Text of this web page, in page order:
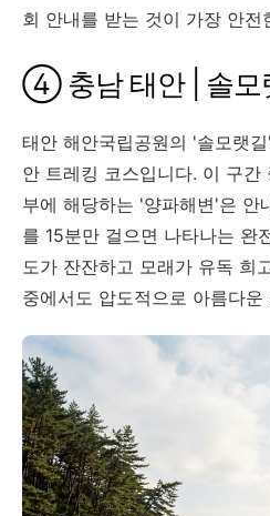
회 안내를 받는 것이 가장 안전
④ 충남 태안 | 솔모
태안 해안국립공원의 '솔모랫
안 트레킹 코스입니다. 이 구
부에 해당하는 '양파해변'은 안
를 15분만 걸으면 나타나는 완
도가 잔잔하고 모래가 유독 희
중에서도 압도적으로 아름다운